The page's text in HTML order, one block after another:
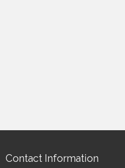
Contact Information